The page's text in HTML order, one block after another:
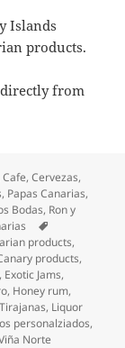
Islands
products.
directly from
Cafe,Cervezas,
, Papas Canarias,
Bodas, Ron y
products,
products,
, Exotic Jams,
, Honey rum,
, Liquor
personalziados,
Norte